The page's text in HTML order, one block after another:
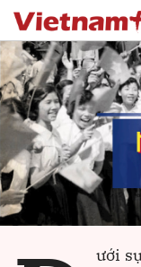
ưới
Gửi bình luận